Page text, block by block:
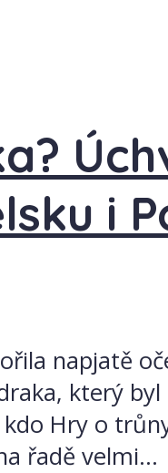
i
napjatě
který
Hry o
řadě velmi...